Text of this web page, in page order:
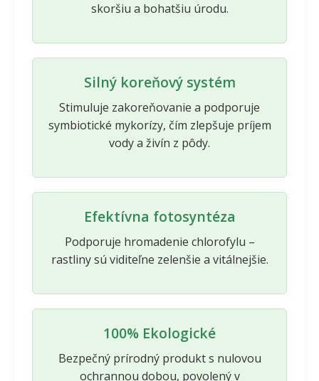
skoršiu a bohatšiu úrodu.
Silný koreňový systém
Stimuluje zakoreňovanie a podporuje
symbiotické mykorízy, čím zlepšuje príjem
vody a živín z pôdy.
Efektívna fotosyntéza
Podporuje hromadenie chlorofylu –
rastliny sú viditeľne zelenšie a vitálnejšie.
100% Ekologické
Bezpečný prírodný produkt s nulovou
ochrannou dobou, povolený v